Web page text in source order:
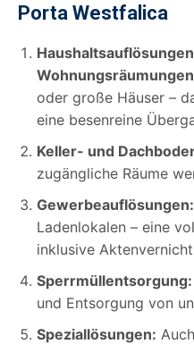
Porta Westfalica
oder große Häuser –
eine besenreine
Keller- und
zugängliche Räume
Gewerbeauflösungen:
Ladenlokalen – eine
inklusive
Sperrmüllentsorgung:
und Entsorgung von
Speziallösungen: